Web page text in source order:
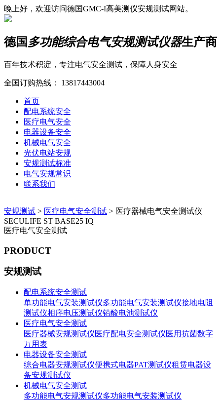
晚上好，欢迎访问德国GMC-I高美测仪安规测试网站。
德国 多功能综合电气安规测试仪器生产商
百年技术积淀，专注电气安全测试，保障人身安全
全国订购热线： 13817443004
首页
配电系统安全
医疗电气安全
电器设备安全
机械电气安全
光伏电站安规
安规测试标准
电气安规常识
联系我们
安规测试 > 医疗电气安全测试 > 医疗器械电气安全测试仪
SECULIFE ST BASE25 IQ
医疗电气安全测试
PRODUCT
安规测试
配电系统安全测试
单功能电气安装测试仪多功能电气安装测试仪接地电阻
测试仪相序电压测试仪铅酸电池测试仪
医疗电气安全测试
医疗器械安规测试仪医疗配电安全测试仪医用抗菌数字
万用表
电器设备安全测试
综合电器安规测试仪便携式电器PAT测试仪租赁电器设
备安规测试仪
机械电气安全测试
多功能电气安规测试仪多功能电气安装测试仪